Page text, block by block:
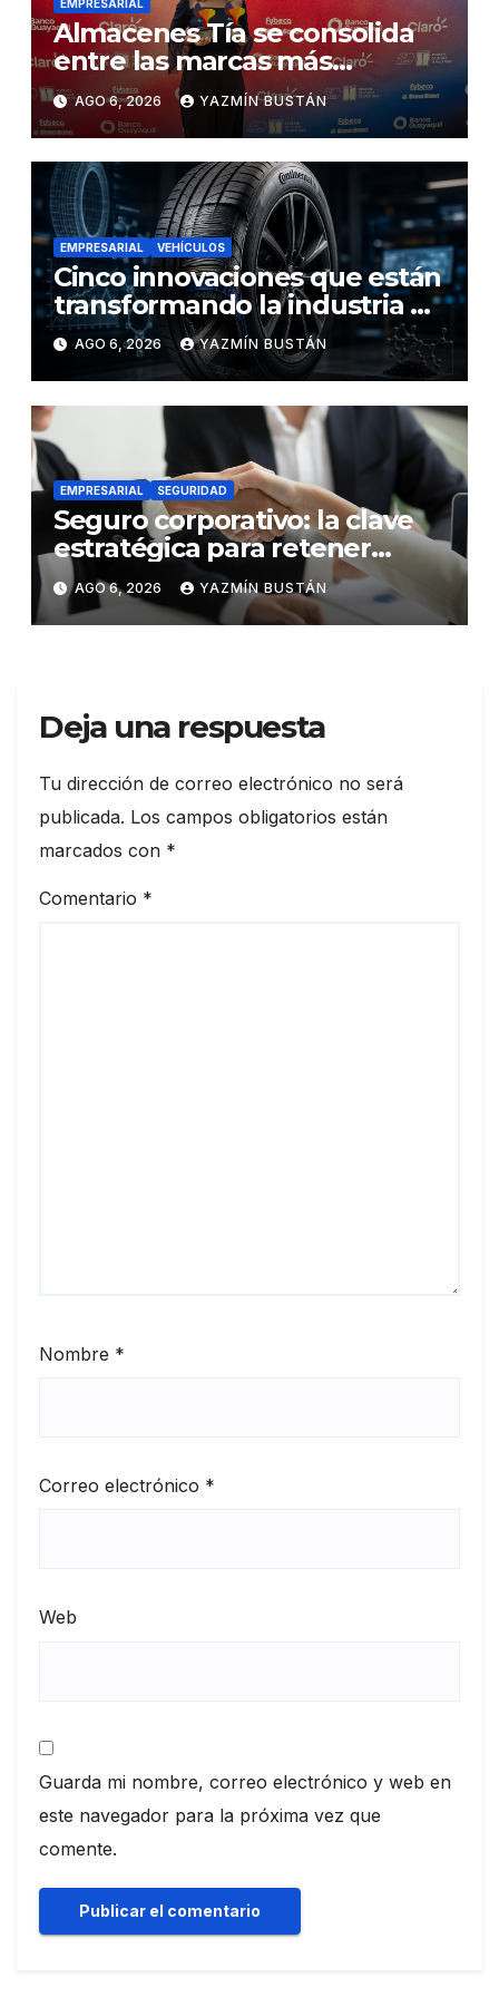
EMPRESARIAL
Almacenes Tía se consolida
entre las marcas más
influyentes del Ecuador
AGO 6, 2026 YAZMÍN BUSTÁN
EMPRESARIAL VEHÍCULOS
Cinco innovaciones que están
transformando la industria de
los neumáticos y redefinen el
futuro de la movilidad
AGO 6, 2026 YAZMÍN BUSTÁN
EMPRESARIAL SEGURIDAD
Seguro corporativo: la clave
estratégica para retener
talento en Ecuador
AGO 6, 2026 YAZMÍN BUSTÁN
Deja una respuesta
Tu dirección de correo electrónico no será
publicada. Los campos obligatorios están
marcados con *
Comentario *
Nombre *
Correo electrónico *
Web
Guarda mi nombre, correo electrónico y web en
este navegador para la próxima vez que
comente.